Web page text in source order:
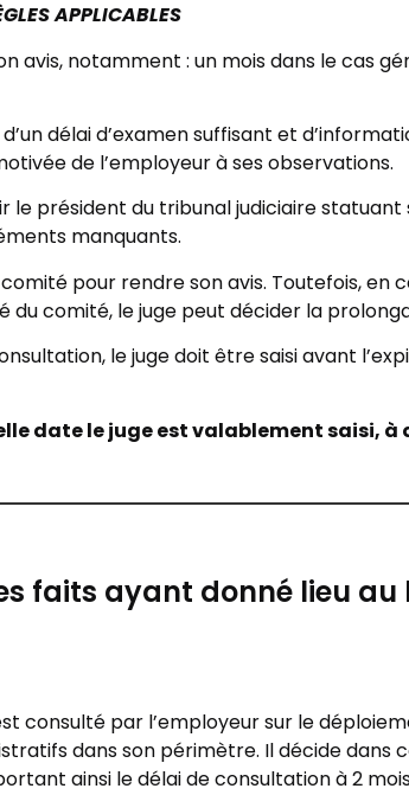
APPLICABLES
avis, notamment : un mois dans le cas
délai d’examen suffisant et
de l’employeur à ses observations.
le président du tribunal judiciaire
manquants.
pour rendre son avis. Toutefois, en
du comité, le juge peut décider la
le juge doit être saisi avant
date le juge est valablement saisi,
faits ayant donné lieu au
consulté par l’employeur sur le
dans son périmètre. Il décide dans
ainsi le délai de consultation à 2